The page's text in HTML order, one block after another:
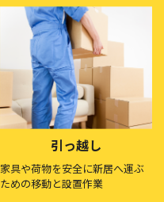
引っ越し
家具や荷物を安全に新居へ運ぶ
ための移動と設置作業